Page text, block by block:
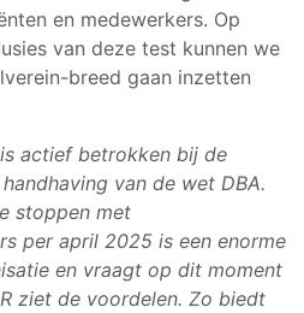
en medewerkers. Op
van deze test kunnen we
breed gaan inzetten
actief betrokken bij de
van de wet DBA.
stoppen met
per april 2025 is een enorme
en vraagt op dit moment
ziet de voordelen. Zo biedt